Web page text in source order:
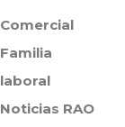
Comercial
Familia
laboral
Noticias RAO